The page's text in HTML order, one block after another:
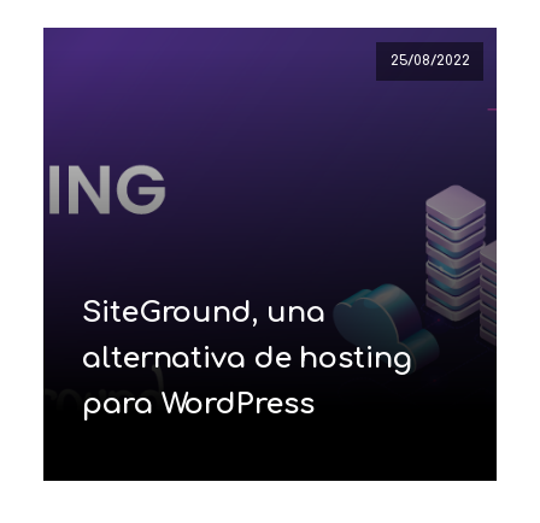
25/08/2022
SiteGround, una
alternativa de hosting
para WordPress